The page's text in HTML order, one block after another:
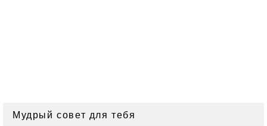
Мудрый совет для тебя